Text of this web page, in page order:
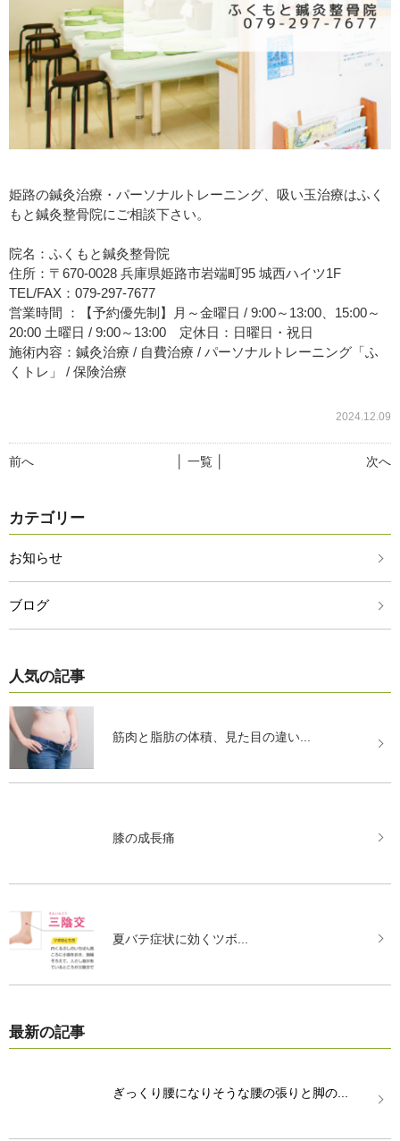
姫路の鍼灸治療・パーソナルトレーニング、吸い玉治療はふく
もと鍼灸整骨院にご相談下さい。
院名：ふくもと鍼灸整骨院
住所：〒670-0028 兵庫県姫路市岩端町95 城西ハイツ1F
TEL/FAX：079-297-7677
営業時間 ：【予約優先制】月～金曜日 / 9:00～13:00、15:00～
20:00 土曜日 / 9:00～13:00 定休日：日曜日・祝日
施術内容：鍼灸治療 / 自費治療 / パーソナルトレーニング「ふ
くトレ」 / 保険治療
2024.12.09
前へ 次へ
│ 一覧 │
カテゴリー
お知らせ
ブログ
人気の記事
筋肉と脂肪の体積、見た目の違い...
膝の成長痛
夏バテ症状に効くツボ...
最新の記事
ぎっくり腰になりそうな腰の張りと脚の...